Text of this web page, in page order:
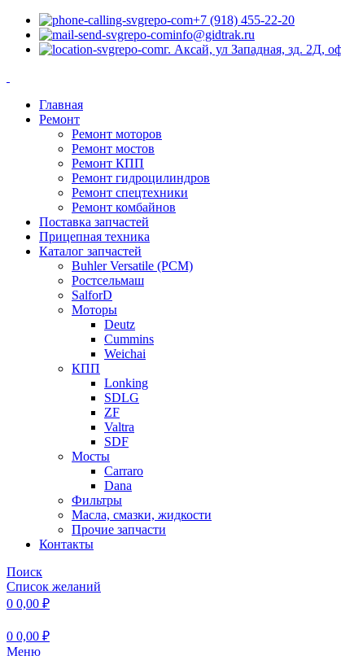
+7 (918) 455-22-20
info@gidtrak.ru
г. Аксай, ул Западная, зд. 2Д,
Главная
Ремонт
Ремонт моторов
Ремонт мостов
Ремонт КПП
Ремонт гидроцилиндров
Ремонт спецтехники
Ремонт комбайнов
Поставка запчастей
Прицепная техника
Каталог запчастей
Buhler Versatile (РСМ)
Ростсельмаш
SalforD
Моторы
Deutz
Cummins
Weichai
КПП
Lonking
SDLG
ZF
Valtra
SDF
Мосты
Carraro
Dana
Фильтры
Масла, смазки, жидкости
Прочие запчасти
Контакты
Поиск
Список желаний
0 0,00 ₽
0 0,00 ₽
Меню